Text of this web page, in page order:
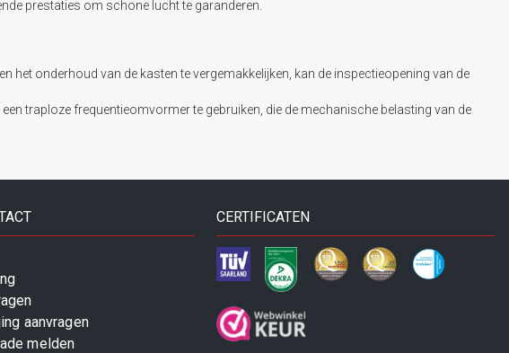
prestaties om schone lucht te garanderen.
onderhoud van de kasten te vergemakkelijken, kan de inspectieopening van de
traploze frequentieomvormer te gebruiken, die de mechanische belasting van de
aanvragen
melden
CERTIFICATEN